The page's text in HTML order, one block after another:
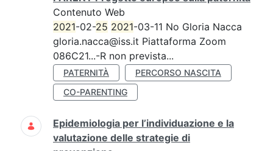
Contenuto Web
2021-02-25 2021-03-11 No Gloria Nacca
gloria.nacca@iss.it Piattaforma Zoom
086C21...-R non prevista...
PATERNITÀ
PERCORSO NASCITA
CO-PARENTING
Epidemiologia per l’individuazione e la
valutazione delle strategie di